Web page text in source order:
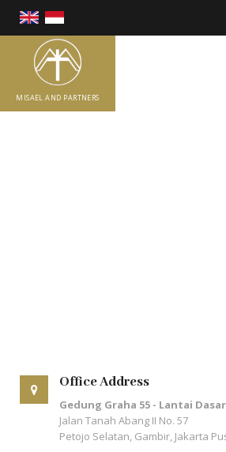
MISAEL AND PARTNERS
Office Address
Gedung Graha 55 - Lantai Dasar
Jalan Tanah Abang II No. 57
Petojo Selatan, Gambir, Jakarta